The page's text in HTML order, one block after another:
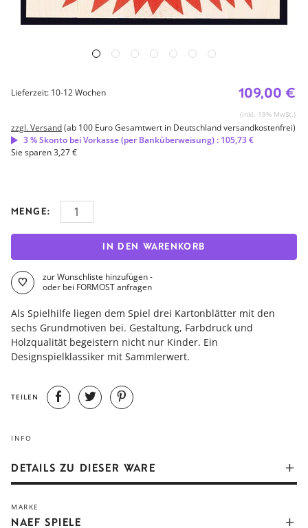
109,00 €
(inkl. 19% MwSt.)
Lieferzeit: 10-12 Wochen
zzgl. Versand(ab 100 Euro Gesamtwert in Deutschland versandkostenfrei)
3 % Skonto bei Vorkasse (per Banküberweisung) : 105,73 €
Sie sparen 3,27 €
MENGE:
IN DEN WARENKORB
zur Wunschliste hinzufügen -
oder bei FORMOST anfragen
Als Spielhilfe liegen dem Spiel drei Kartonblätter mit den
sechs Grundmotiven bei. Gestaltung, Farbdruck und
Holzqualität begeistern nicht nur Kinder. Ein
Designspielklassiker mit Sammlerwert.
TEILEN
INFO
DETAILS ZU DIESER WARE
Tiergesichter können aus den 25 Ahornwürfeln gelegt
MARKE
NAEF SPIELE